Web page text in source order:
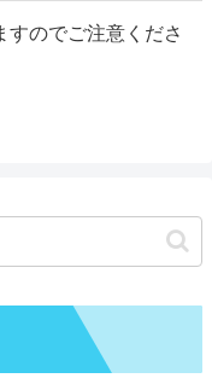
すのでご注意くださ